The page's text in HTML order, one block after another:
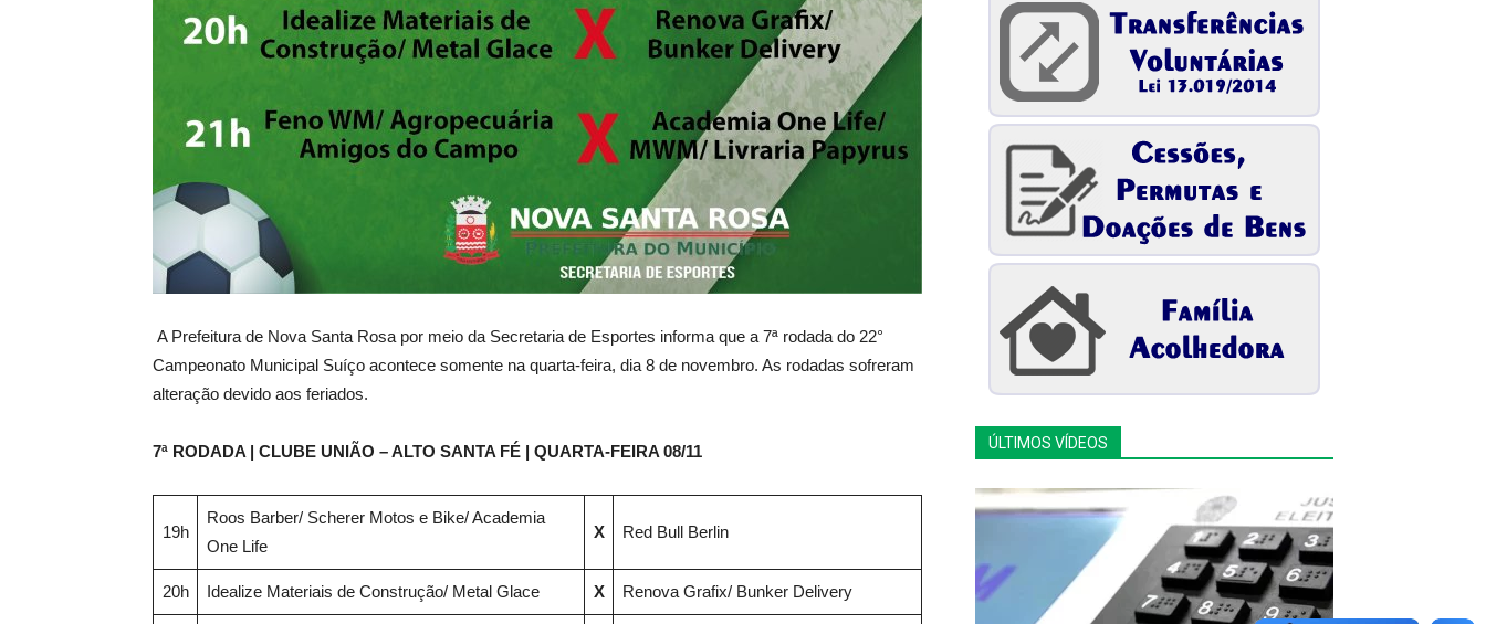
A Prefeitura de Nova Santa Rosa por meio da Secretaria de Esportes informa que a 7ª rodada do 22°
Campeonato Municipal Suíço acontece somente na quarta-feira, dia 8 de novembro. As rodadas sofreram
alteração devido aos feriados.
7ª RODADA | CLUBE UNIÃO – ALTO SANTA FÉ | QUARTA-FEIRA 08/11
19h
Roos Barber/ Scherer Motos e Bike/ Academia
One Life
X Red Bull Berlin
20h Idealize Materiais de Construção/ Metal Glace X Renova Grafix/ Bunker Delivery
ÚLTIMOS VÍDEOS